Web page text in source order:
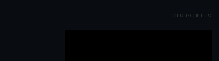
מדיניות פרטיות